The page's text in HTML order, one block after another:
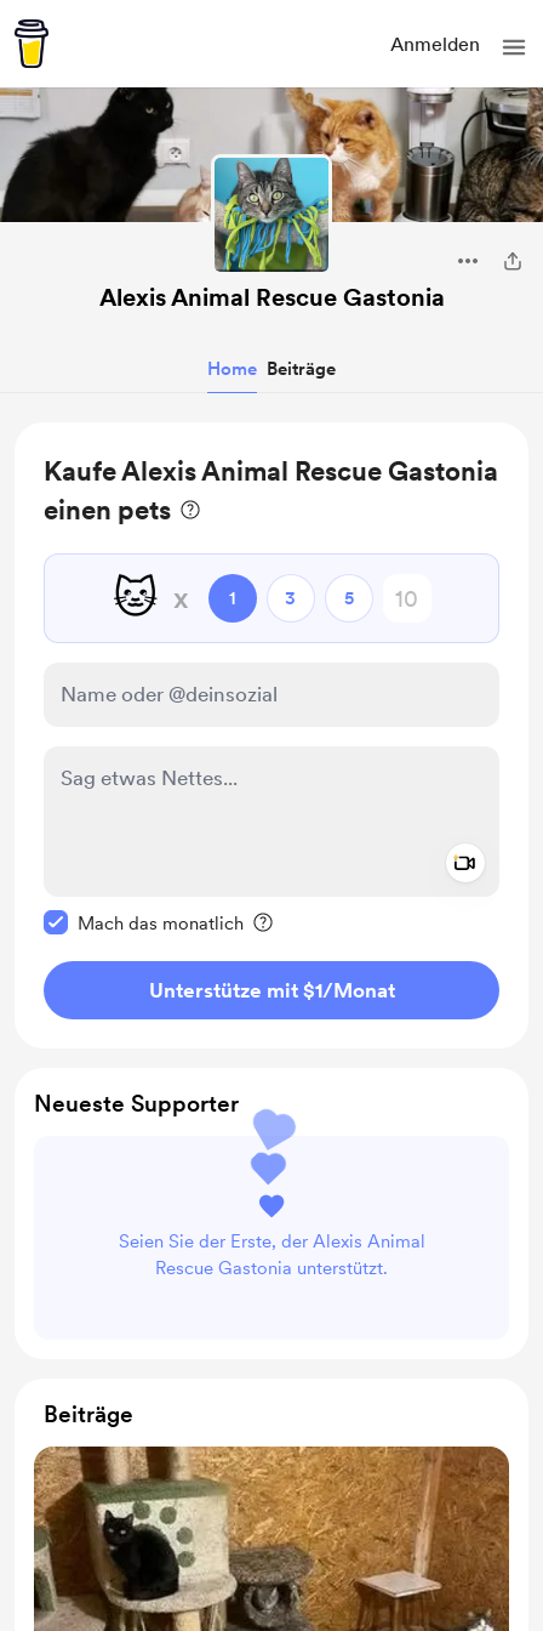
Anmelden
Alexis Animal Rescue Gastonia
Home Beiträge
Kaufe Alexis Animal Rescue Gastonia
einen pets
🐱 x 1 3 5
Mach das monatlich
Unterstütze mit $1/Monat
Neueste Supporter
Seien Sie der Erste, der Alexis Animal
Rescue Gastonia unterstützt.
Beiträge